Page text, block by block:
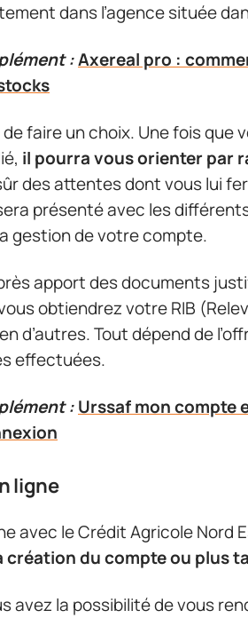
dans l’agence située
:Axereal pro :
faire un choix. Une fois que
il pourra vous orienter par
des attentes dont vous lui
présenté avec les
gestion de votre compte.
apport des documents
obtiendrez votre RIB
d’autres. Tout dépend de
effectuées.
:Urssaf mon compte
ligne
avec le Crédit Agricole Nord
création du compte ou plus
avez la possibilité de vous